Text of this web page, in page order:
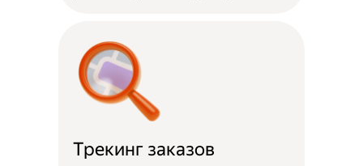
Трекинг заказов